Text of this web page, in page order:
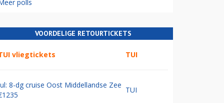
polls
VOORDELIGE RETOURTICKETS
vliegtickets TUI
8-dg cruise Oost Middellandse Zee
TUI